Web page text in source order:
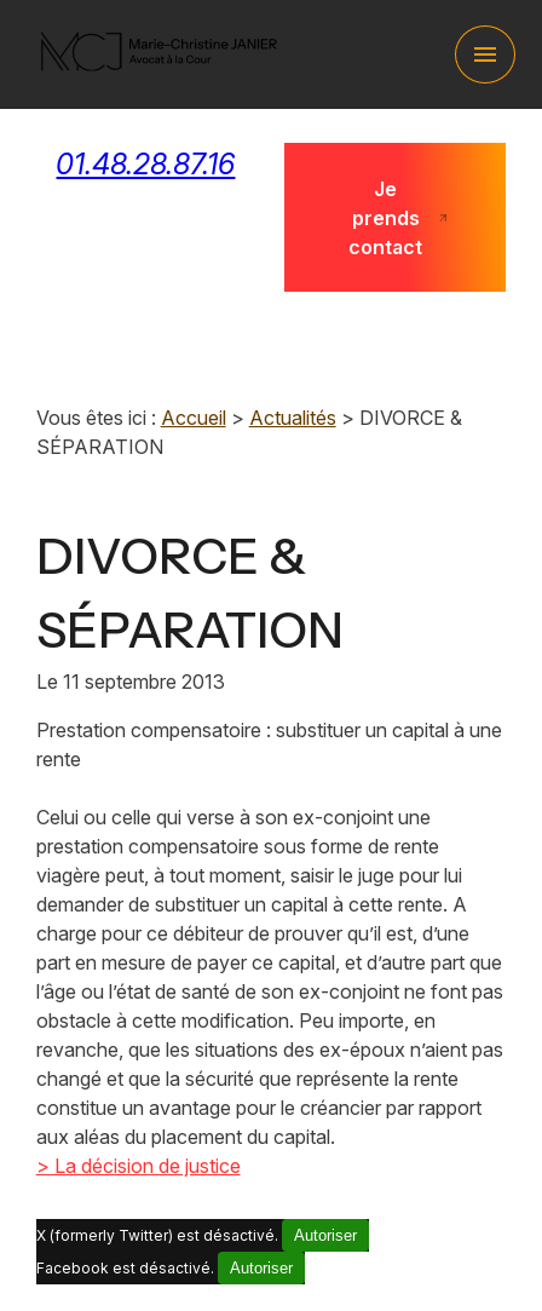
menu
01.48.28.87.16
Je
prends
contact
Vous êtes ici : Accueil> Actualités > DIVORCE &
SÉPARATION
DIVORCE &
SÉPARATION
Le 11 septembre 2013
Prestation compensatoire : substituer un capital à une
rente
Celui ou celle qui verse à son ex-conjoint une
prestation compensatoire sous forme de rente
viagère peut, à tout moment, saisir le juge pour lui
demander de substituer un capital à cette rente. A
charge pour ce débiteur de prouver qu’il est, d’une
part en mesure de payer ce capital, et d’autre part que
l’âge ou l’état de santé de son ex-conjoint ne font pas
obstacle à cette modification. Peu importe, en
revanche, que les situations des ex-époux n’aient pas
changé et que la sécurité que représente la rente
constitue un avantage pour le créancier par rapport
aux aléas du placement du capital.
> La décision de justice
X (formerly Twitter) est désactivé.
Autoriser
Facebook est désactivé.
Autoriser